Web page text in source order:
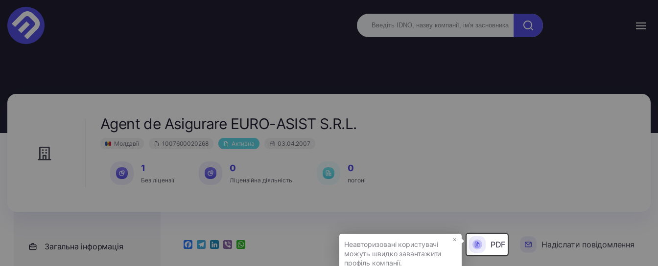
Agent de Asigurare EURO-ASIST S.R.L.
Молдавії 1007600020268 Активна 03.04.2007
1
Без ліцензії
0
Ліцензійна діяльність
0
погоні
Загальна інформація Facebook
Telegram
LinkedIn
ViberWhatsApp PDF Надіслати повідомлення
×